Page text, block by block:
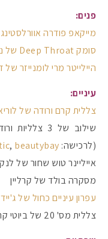
פנים:
מייקאפ פודרה
סומק Deep Throat של נארס
היילייטר מרי לומנייזר
עיניים:
צללית קרם ורודה של
(לרכישה:
, beautybay
אייליינר טוש שחור של
מסקרה בולד של קרליין
עפרון עיניים כחול של ג'ייד
צללית מס' 20 של ביוטי קר לגבות